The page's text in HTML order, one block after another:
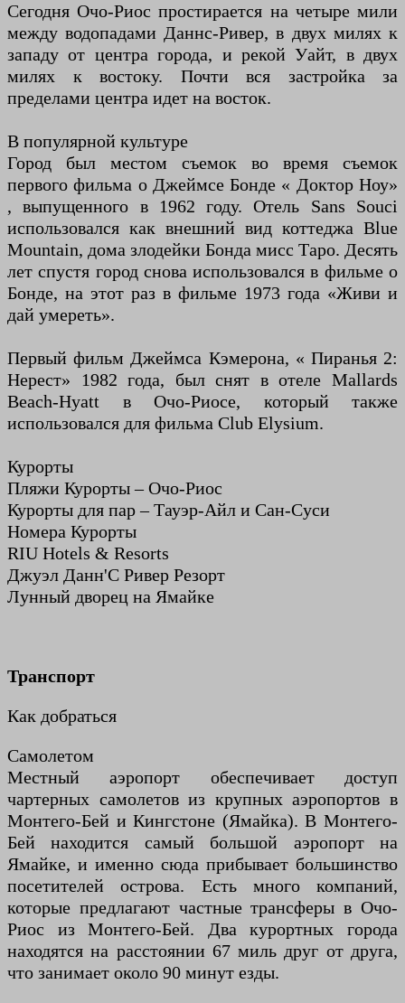
Сегодня Очо-Риос простирается на четыре мили
между водопадами Даннс-Ривер, в двух милях к
западу от центра города, и рекой Уайт, в двух
милях к востоку. Почти вся застройка за
пределами центра идет на восток.
В популярной культуре
Город был местом съемок во время съемок
первого фильма о Джеймсе Бонде « Доктор Ноу»
, выпущенного в 1962 году. Отель Sans Souci
использовался как внешний вид коттеджа Blue
Mountain, дома злодейки Бонда мисс Таро. Десять
лет спустя город снова использовался в фильме о
Бонде, на этот раз в фильме 1973 года «Живи и
дай умереть».
Первый фильм Джеймса Кэмерона, « Пиранья 2:
Нерест» 1982 года, был снят в отеле Mallards
Beach-Hyatt в Очо-Риосе, который также
использовался для фильма Club Elysium.
Курорты
Пляжи Курорты – Очо-Риос
Курорты для пар – Тауэр-Айл и Сан-Суси
Номера Курорты
RIU Hotels & Resorts
Джуэл Данн'С Ривер Резорт
Лунный дворец на Ямайке
Транспорт
Как добраться
Самолетом
Местный аэропорт обеспечивает доступ
чартерных самолетов из крупных аэропортов в
Монтего-Бей и Кингстоне (Ямайка). В Монтего-
Бей находится самый большой аэропорт на
Ямайке, и именно сюда прибывает большинство
посетителей острова. Есть много компаний,
которые предлагают частные трансферы в Очо-
Риос из Монтего-Бей. Два курортных города
находятся на расстоянии 67 миль друг от друга,
что занимает около 90 минут езды.